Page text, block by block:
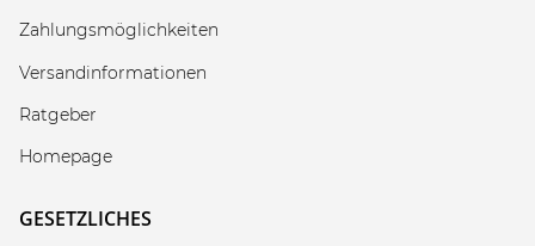
Zahlungsmöglichkeiten
Versandinformationen
Ratgeber
Homepage
GESETZLICHES